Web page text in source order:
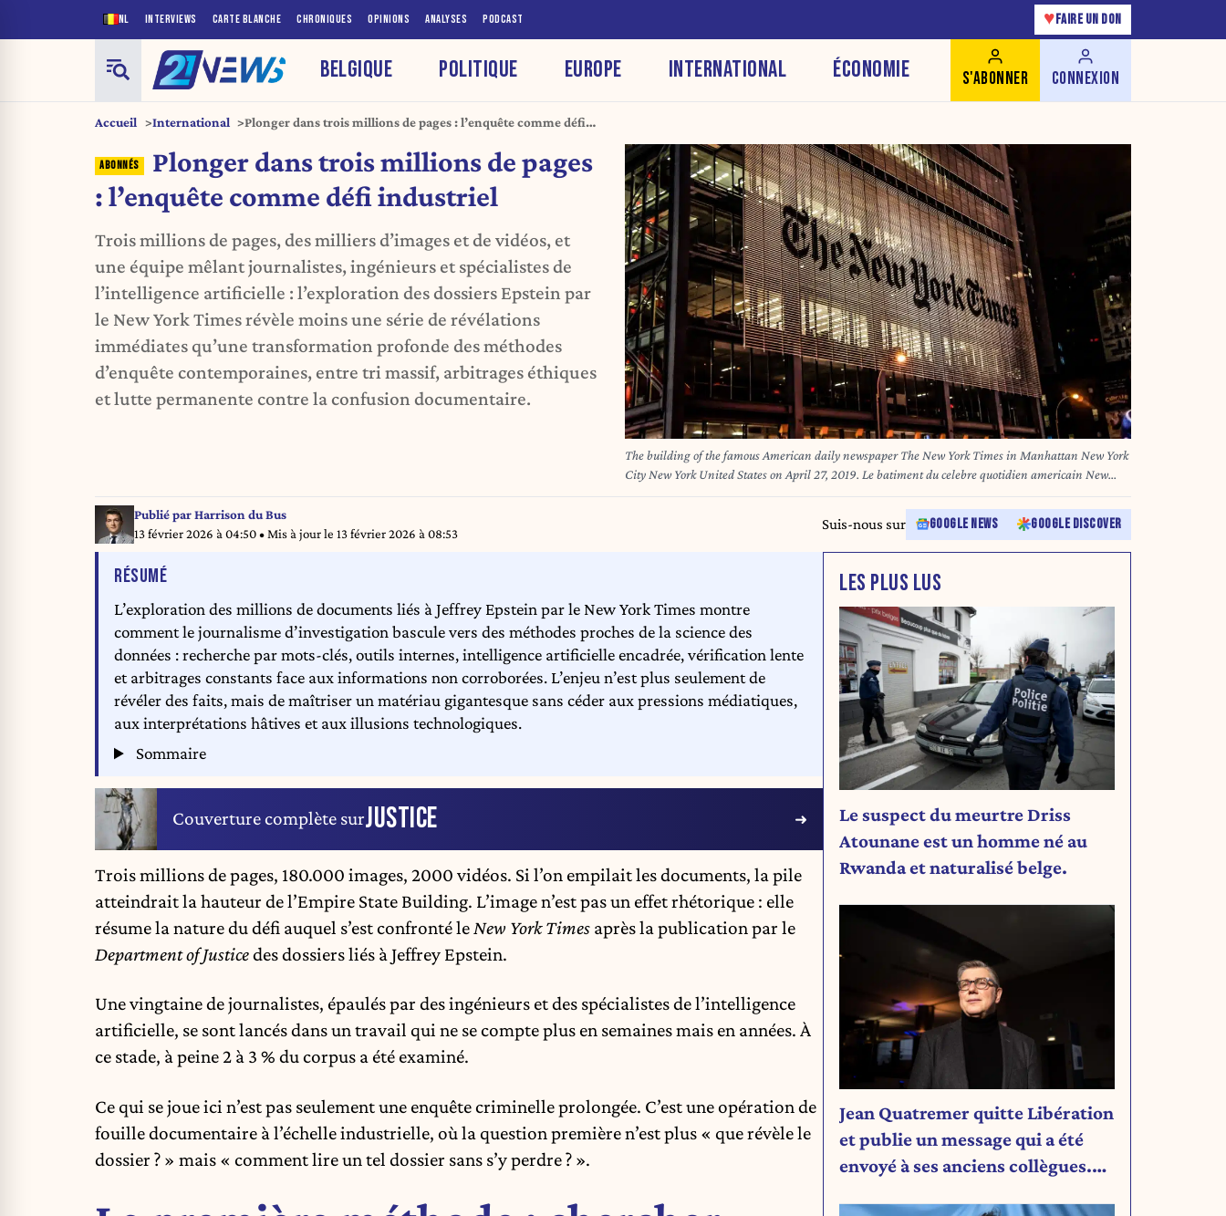
NL INTERVIEWS CARTE BLANCHE CHRONIQUES OPINIONS ANALYSES PODCAST ♥ FAIRE UN DON
BELGIQUE POLITIQUE EUROPE INTERNATIONAL ÉCONOMIE S'ABONNER CONNEXION
Accueil International
Plonger dans trois millions de pages : l’enquête comme défi
Plonger dans trois millions de pages
: l’enquête comme défi industriel
Trois millions de pages, des milliers d’images et de vidéos, et
une équipe mêlant journalistes, ingénieurs et spécialistes de
l’intelligence artificielle : l’exploration des dossiers Epstein par
le New York Times révèle moins une série de révélations
immédiates qu’une transformation profonde des méthodes
d’enquête contemporaines, entre tri massif, arbitrages éthiques
et lutte permanente contre la confusion documentaire.
The building of the famous American daily newspaper The New York Times in Manhattan New York
City New York United States on April 27, 2019. Le batiment du celebre quotidien americain New
York Times a Manhattan New York City New York Etats Unis le 27 avril 2019.
Publié parHarrison du Bus
13 février 2026 à 04:50• Mis à jour le 13 février 2026 à 08:53
Suis-nous sur GOOGLE NEWS GOOGLE DISCOVER
RÉSUMÉDE L'ARTICLE
L’exploration des millions de documents liés à Jeffrey Epstein par le New York Times montre
comment le journalisme d’investigation bascule vers des méthodes proches de la science des
données : recherche par mots-clés, outils internes, intelligence artificielle encadrée, vérification lente
et arbitrages constants face aux informations non corroborées. L’enjeu n’est plus seulement de
révéler des faits, mais de maîtriser un matériau gigantesque sans céder aux pressions médiatiques,
aux interprétations hâtives et aux illusions technologiques.
Sommaire
Couverture complète surJUSTICE
Trois millions de pages, 180.000 images, 2000 vidéos. Si l’on empilait les documents, la pile
atteindrait la hauteur de l’Empire State Building. L’image n’est pas un effet rhétorique : elle
résume la nature du défi auquel s’est confronté le New York Times après la publication par le
Department of Justicedes dossiers liés à Jeffrey Epstein.
Une vingtaine de journalistes, épaulés par des ingénieurs et des spécialistes de l’intelligence
artificielle, se sont lancés dans un travail qui ne se compte plus en semaines mais en années. À
ce stade, à peine 2 à 3 % du corpus a été examiné.
Ce qui se joue ici n’est pas seulement une enquête criminelle prolongée. C’est une opération de
fouille documentaire à l’échelle industrielle, où la question première n’est plus « que révèle le
dossier ? » mais « comment lire un tel dossier sans s’y perdre ? ».
LES PLUS LUS
Le suspect du meurtre Driss
Atounane est un homme né au
Rwanda et naturalisé belge.
Jean Quatremer quitte Libération
et publie un message qui a été
envoyé à ses anciens collègues.